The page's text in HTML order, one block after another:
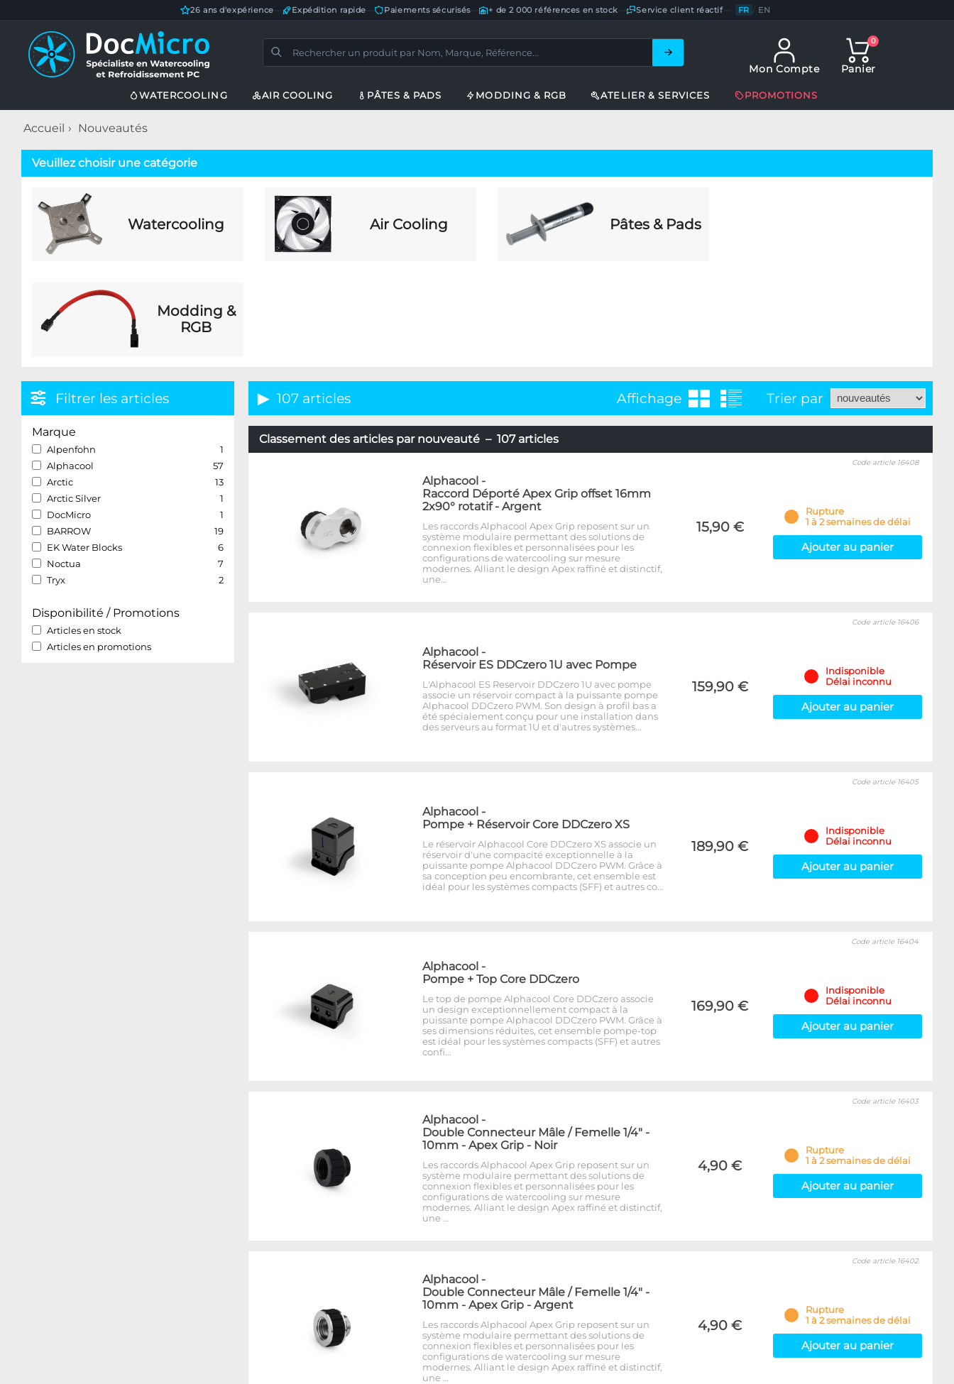
26 ans d'expérience Expédition rapide Paiements sécurisés— + de 2 000 références en stock Service client réactif— FR / EN
Mon Compte
0
Panier
WATERCOOLING AIR COOLING PÂTES & PADS MODDING & RGB ATELIER & SERVICES PROMOTIONS
Accueil Nouveautés
Veuillez choisir une catégorie
Watercooling Air Cooling Pâtes & Pads
Modding &
RGB
Filtrer les articles
Marque
Alpenfohn
1
Alphacool
57
Arctic
13
Arctic Silver
1
DocMicro
1
BARROW
19
EK Water Blocks
6
Noctua
7
Tryx
2
Disponibilité / Promotions
Articles en stock
Articles en promotions
107 articles Affichage Trier par
Classement des articles par nouveauté – 107 articles
Alphacool -
Raccord Déporté Apex Grip offset 16mm
2x90° rotatif - Argent
Les raccords Alphacool Apex Grip reposent sur un
système modulaire permettant des solutions de
connexion flexibles et personnalisées pour les
configurations de watercooling sur mesure
modernes. Alliant le design Apex raffiné et distinctif,
une…
15,90 €
Code article 16408
Rupture
1 à 2 semaines de délai
Ajouter au panier
Alphacool -
Réservoir ES DDCzero 1U avec Pompe
L'Alphacool ES Reservoir DDCzero 1U avec pompe
associe un réservoir compact à la puissante pompe
Alphacool DDCzero PWM. Son design à profil bas a
été spécialement conçu pour une installation dans
des serveurs au format 1U et d'autres systèmes…
159,90 €
Code article 16406
Indisponible
Délai inconnu
Ajouter au panier
Alphacool -
Pompe + Réservoir Core DDCzero XS
Le réservoir Alphacool Core DDCzero XS associe un
réservoir d'une compacité exceptionnelle à la
puissante pompe Alphacool DDCzero PWM. Grâce à
sa conception peu encombrante, cet ensemble est
idéal pour les systèmes compacts (SFF) et autres co…
189,90 €
Code article 16405
Indisponible
Délai inconnu
Ajouter au panier
Alphacool -
Pompe + Top Core DDCzero
Le top de pompe Alphacool Core DDCzero associe
un design exceptionnellement compact à la
puissante pompe Alphacool DDCzero PWM. Grâce à
ses dimensions réduites, cet ensemble pompe-top
est idéal pour les systèmes compacts (SFF) et autres
confi…
169,90 €
Code article 16404
Indisponible
Délai inconnu
Ajouter au panier
Alphacool -
Double Connecteur Mâle / Femelle 1/4" -
10mm - Apex Grip - Noir
Les raccords Alphacool Apex Grip reposent sur un
système modulaire permettant des solutions de
connexion flexibles et personnalisées pour les
configurations de watercooling sur mesure
modernes. Alliant le design Apex raffiné et distinctif,
une …
4,90 €
Code article 16403
Rupture
1 à 2 semaines de délai
Ajouter au panier
Alphacool -
Double Connecteur Mâle / Femelle 1/4" -
10mm - Apex Grip - Argent
Les raccords Alphacool Apex Grip reposent sur un
système modulaire permettant des solutions de
connexion flexibles et personnalisées pour les
configurations de watercooling sur mesure
modernes. Alliant le design Apex raffiné et distinctif,
une …
4,90 €
Code article 16402
Rupture
1 à 2 semaines de délai
Ajouter au panier